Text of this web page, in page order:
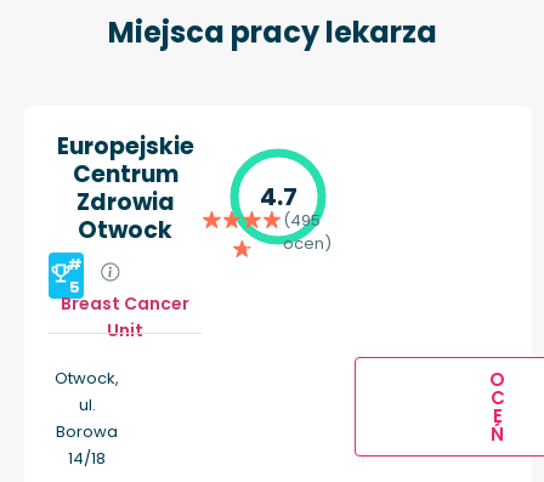
Miejsca pracy lekarza
Europejskie
Centrum
Zdrowia
Otwock
#
5
Breast Cancer
Unit
Otwock,
ul.
Borowa
14/18
4.7
(495
ocen)
O
C
E
Ń